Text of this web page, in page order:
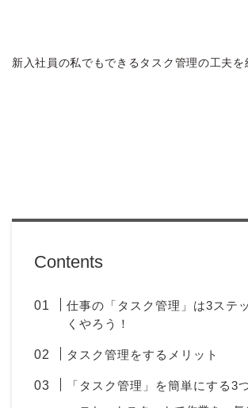
新入社員の私でもできるタスク管理の工夫を
Contents
仕事の「タスク管理」は3ステ
くやろう！
タスク管理をするメリット
「タスク管理」を簡単にする3